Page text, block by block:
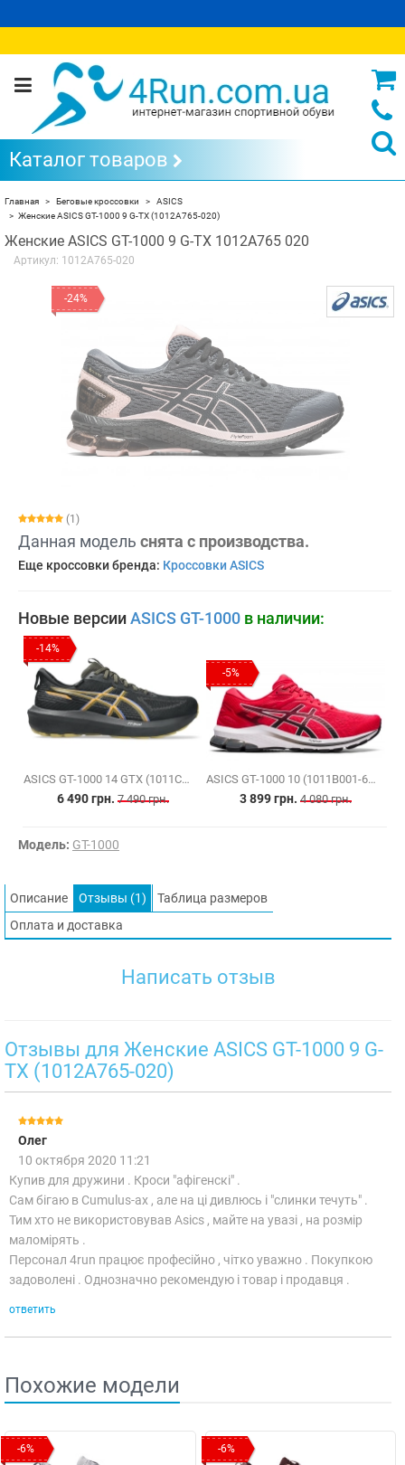
Каталог товаров
Главная Беговые кроссовки
ASICS
Женские ASICS GT-1000 9 G-TX (1012A765-020)
Женские ASICS GT-1000 9 G-TX 1012A765 020
Артикул: 1012A765-020
-24%
(1)
Данная модель снята с производства.
Еще кроссовки бренда: Кроссовки ASICS
Новые версииASICS GT-1000 в наличии:
-14%
ASICS GT-1000 14 GTX (1011C078-001)
6 490 грн. 7 490 грн.
-5%
ASICS GT-1000 10 (1011B001-601)
3 899 грн. 4 080 грн.
Модель: GT-1000
Описание Отзывы (1)
Таблица размеров
Оплата и доставка
Написать отзыв
Отзывы для Женские ASICS GT-1000 9 G-
TX (1012A765-020)
Олег
10 октября 2020 11:21
Купив для дружини . Кроси "афігенскі" .
Сам бігаю в Cumulus-ах , але на ці дивлюсь і "слинки течуть" .
Тим хто не використовував Asics , майте на увазі , на розмір
маломірять .
Персонал 4run працює професійно , чітко уважно . Покупкою
задоволені . Однозначно рекомендую і товар і продавця .
ответить
Похожие модели
-6% -6%